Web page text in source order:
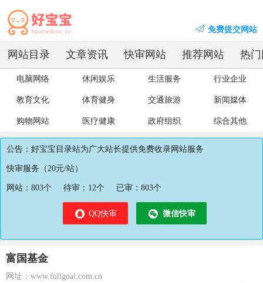
免费提交网站
网站目录 文章资讯 快审网站 推荐网站 热
电脑网络 休闲娱乐 生活服务 行业企业
教育文化 体育健身 交通旅游 新闻媒体
购物网站 医疗健康 政府组织 综合其他
公告：好宝宝目录站为广大站长提供免费收录网站服务
快审服务（20元/站）
网站： 803个 待审： 12个 已审： 803个
QQ快审 微信快审
富国基金
网址：www.fullgoal.com.cn